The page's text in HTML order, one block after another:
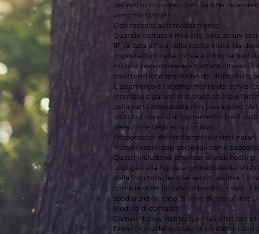
del vostro browser o perché è
vengono trattati.
Dati raccolti automaticamente
Quando visitate il mio sito web, alcuni
IP, la data e l'ora della vostra visita,
impostazioni della lingua e informazioni
mobile, possono essere trattate ulteriori
caratteristiche specifiche del dispositivo,
trattamento è l'adempimento dei servizi
interesse a garantire la tracciabilità e
della parte interessata non prevalgano
diritto di opporsi al trattamento (vedi
cessazione degli scopi indicati.
Responsabili del trattamento e destinatari
Tratto i vostri dati personali con il
Questi includono: provider di web
obbligati alla rigorosa protezione dei
dalla fornitura dei miei servizi. Inoltre, i
come banche (in caso di bonifici a vostro
spedizione (in caso di invio di merci),
Modulo di contatto
Campi: Nome, indirizzo, e-mail, altri
Dopo l'invio del modulo di contatto, i dati